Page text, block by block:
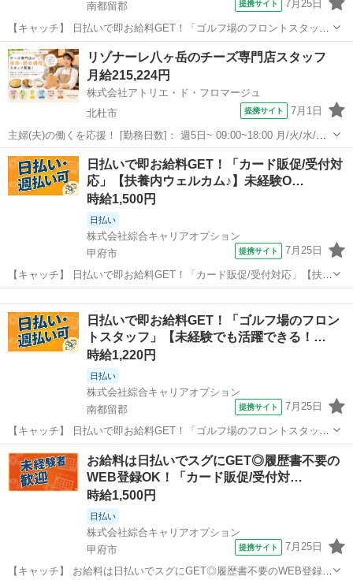
南都留郡
提携サイト 7月25日
【キャッチ】 日払いで即お給料GET！「ゴルフ場のフロントスタッ
フ」【未経験でも活躍できる！】残業ほぼナシでプラ充！Excelのスキ
ル活かせる！高時給1220円！ 【コメント】 製造のお仕事が豊富★未
経験で働いてみたい方も...
山梨 南都留郡 その他
リゾナーレ八ヶ岳のチーズ専門店スタッフ
月給215,224円
株式会社アトリエ・ド・フロマージュ
北杜市
提携サイト 7月1日
主婦(夫)の働くを応援！ [勤務日数]： 週5日~ 09:00~18:00 月/火/水/木/
金/土/日 などから選べます [勤務地・最寄駅]： 山梨県北杜市小淵沢町
129-1 ピーマン通り内 アトリエ・ド・フロマージュ ...
山梨 北杜市 その他
日払いで即お給料GET！「カード販促/受付対
応」【扶養内ウェルカム♪】未経験O…
時給1,500円
日払い
株式会社綜合キャリアオプション
甲府市
提携サイト 7月25日
【キャッチ】 日払いで即お給料GET！「カード販促/受付対応」【扶養
内ウェルカム♪】未経験OK！ビギナー活躍中♪残業ナシでON/OFF切替
☆高時給1500円！ 【コメント】 製造のお仕事が豊富★未経験で働い
てみたい方も大歓...日払いで即お給料GET！「ゴルフ場のフロン
トスタッフ」【未経験でも活躍できる！…
時給1,220円
日払い
株式会社綜合キャリアオプション
南都留郡
提携サイト 7月25日
【キャッチ】 日払いで即お給料GET！「ゴルフ場のフロントスタッ
フ」【未経験でも活躍できる！】残業ほぼナシでプラ充！Excelのスキ
ル活かせる！高時給1220円！ 【コメント】 製造のお仕事が豊富★未
経験で働いてみたい方も...
山梨 南都留郡 その他
お給料は日払いでスグにGET◎履歴書不要の
WEB登録OK！「カード販促/受付対…
時給1,500円
日払い
株式会社綜合キャリアオプション
甲府市
提携サイト 7月25日
【キャッチ】 お給料は日払いでスグにGET◎履歴書不要のWEB登録